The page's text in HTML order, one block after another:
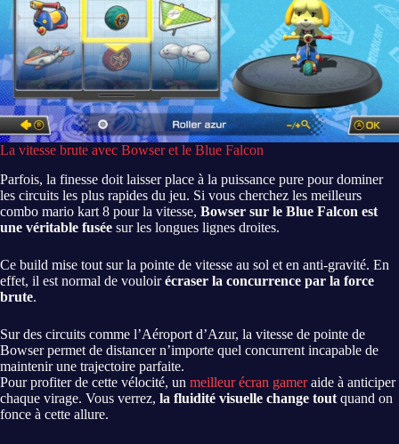
La vitesse brute avec Bowser et le Blue Falcon
Parfois, la finesse doit laisser place à la puissance pure pour dominer
les circuits les plus rapides du jeu. Si vous cherchez les meilleurs
combo mario kart 8 pour la vitesse, Bowser sur le Blue Falcon est
une véritable fusée sur les longues lignes droites.
Ce build mise tout sur la pointe de vitesse au sol et en anti-gravité. En
effet, il est normal de vouloirécraser la concurrence par la force
brute.
Sur des circuits comme l’Aéroport d’Azur, la vitesse de pointe de
Bowser permet de distancer n’importe quel concurrent incapable de
maintenir une trajectoire parfaite.
Pour profiter de cette vélocité, un meilleur écran gameraide à anticiper
chaque virage. Vous verrez, la fluidité visuelle change tout quand on
fonce à cette allure.